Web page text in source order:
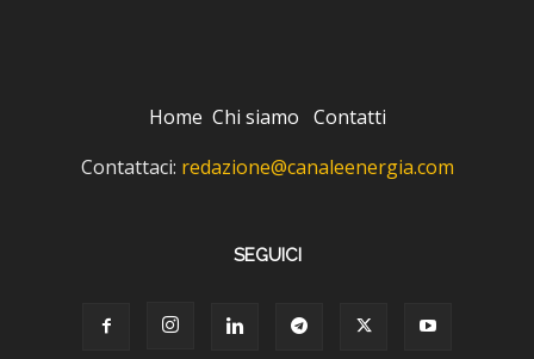
Home Chi siamo Contatti
Contattaci: redazione@canaleenergia.com
SEGUICI